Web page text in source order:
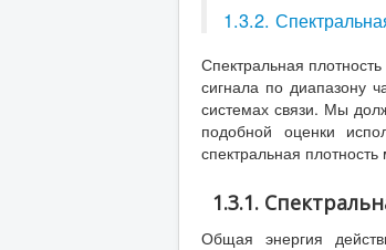
1.3.2.
Спектральная
сигнала по диапазону
системах связи. Мы
подобной оценки
спектральная
1.3.1.
Общая энергия